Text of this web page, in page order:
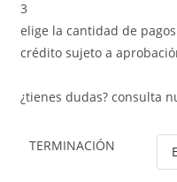
3
elige la cantidad de
crédito sujeto a
¿tienes dudas? consulta
TERMINACIÓN